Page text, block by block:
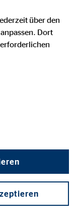
AG
Sie
ist, dass Sie
bis ins Detail,
und
Bedürfnissen
über den
Dort